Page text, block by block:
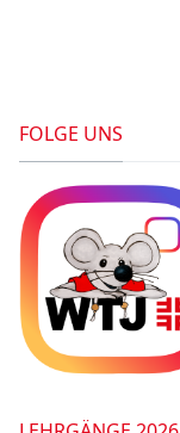
FOLGE UNS